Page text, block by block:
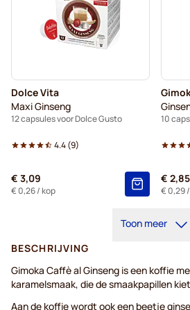
Dolce Vita
Maxi Ginseng
12 capsules voor Dolce Gusto
4.4(9)
€ 3,09
€ 0,26/ kop
10
€ 2,85
€ 0,29/
Toon meer
BESCHRIJVING
Gimoka Caffè al Ginseng is een koffie
karamelsmaak, die de smaakpapillen
Aan de koffie wordt ook een beetje